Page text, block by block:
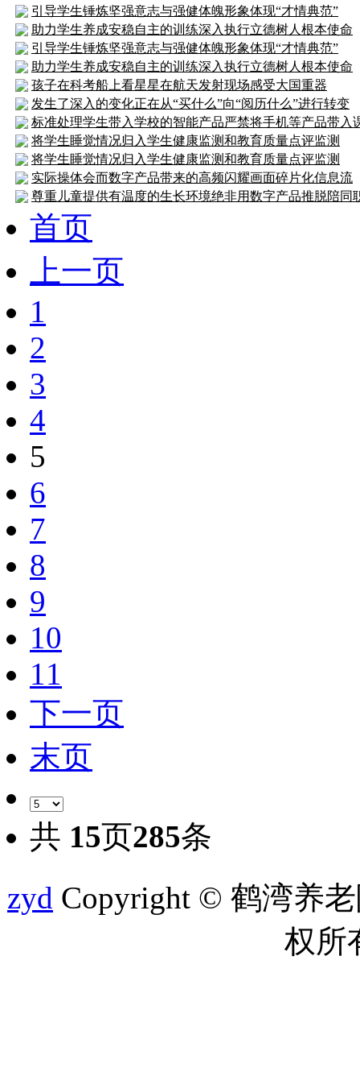
引导学生锤炼坚强意志与强健体魄形象体现“才情典范”
助力学生养成安稳自主的训练深入执行立德树人根本使命
引导学生锤炼坚强意志与强健体魄形象体现“才情典范”
助力学生养成安稳自主的训练深入执行立德树人根本使命
孩子在科考船上看星星在航天发射现场感受大国重器
发生了深入的变化正在从“买什么”向“阅历什么”进行转变
标准处理学生带入学校的智能产品严禁将手机等产品带入
将学生睡觉情况归入学生健康监测和教育质量点评监测
将学生睡觉情况归入学生健康监测和教育质量点评监测
实际操体会而数字产品带来的高频闪耀画面碎片化信息流
尊重儿童提供有温度的生长环境绝非用数字产品推脱陪同
首页
上一页
1
2
3
4
5
6
7
8
9
10
11
下一页
末页
共 15页285条
zyd Copyright © 鹤湾养老
权所